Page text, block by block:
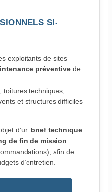
SI-
exploitants de sites
préventivede
toitures techniques,
et structures difficiles
d’un brief technique
de fin de mission
afin de
d’entretien.